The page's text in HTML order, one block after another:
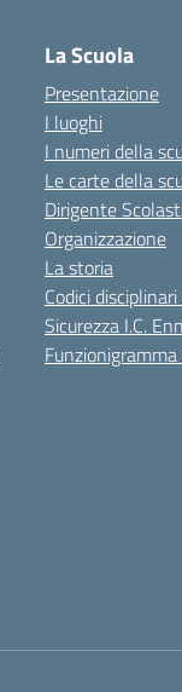
La Scuola
Presentazione
I luoghi
I numeri della
Le carte della
Dirigente
Organizzazione
La storia
Codici
Sicurezza I.C.